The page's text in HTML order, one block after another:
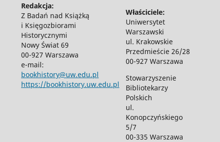
Redakcja:
Z Badań nad Książką
i Księgozbiorami
Historycznymi
Nowy Świat 69
00-927 Warszawa
e-mail:
bookhistory@uw.edu.pl
https://bookhistory.uw.edu.pl
Właściciele:
Uniwersytet
Warszawski
ul. Krakowskie
Przedmieście 26/28
00-927 Warszawa
Stowarzyszenie
Bibliotekarzy
Polskich
ul.
Konopczyńskiego
5/7
00-335 Warszawa